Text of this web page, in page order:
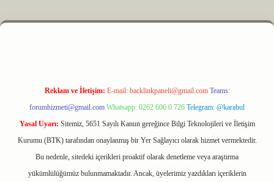
m elexbet
Reklam ve İletişim: E-mail: backlinkpaneli@gmail.com Teams:
forumhizmeti@gmail.com Whatsapp: 0262 606 0 726 Telegram: @karabul
Yasal Uyarı: Sitemiz, 5651 Sayılı Kanun gereğince Bilgi Teknolojileri ve İletişim
Kurumu (BTK) tarafından onaylanmış bir Yer Sağlayıcı olarak hizmet vermektedir.
Bu nedenle, sitedeki içerikleri proaktif olarak denetleme veya araştırma
yükümlülüğümüz bulunmamaktadır. Ancak, üyelerimiz yazdıkları içeriklerin